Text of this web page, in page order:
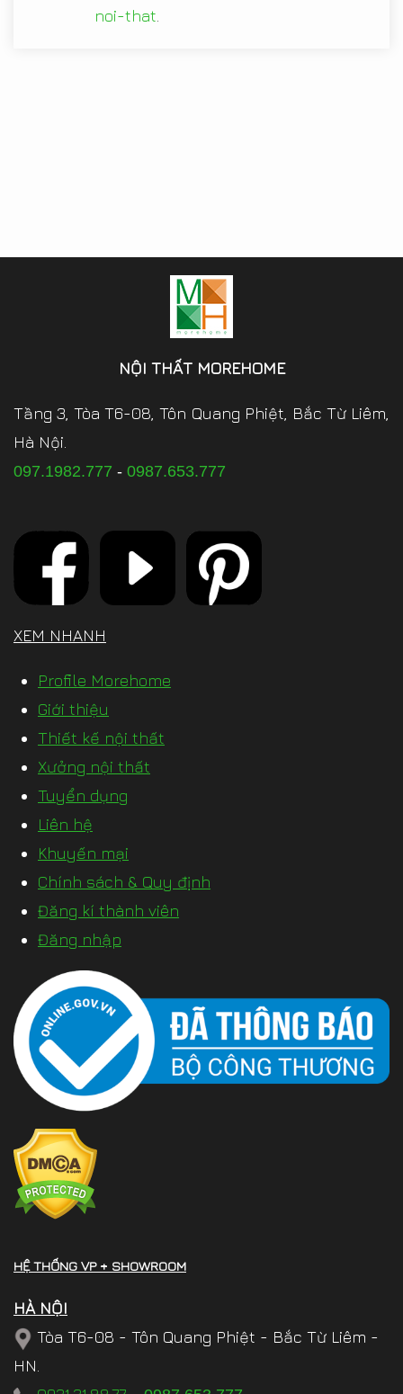
noi-that
NỘI THẤT MOREHOME
Tầng 3, Tòa T6-08, Tôn Quang Phiệt, Bắc Từ Liêm,
Hà Nội.
097.1982.777 - 0987.653.777
XEM NHANH
Profile Morehome
Giới thiệu
Thiết kế nội thất
Xưởng nội thất
Tuyển dụng
Liên hệ
Khuyến mại
Chính sách & Quy định
Đăng kí thành viên
Đăng nhập
HỆ THỐNG VP + SHOWROOM
HÀ NỘI
Tòa T6-08 - Tôn Quang Phiệt - Bắc Từ Liêm -
HN.